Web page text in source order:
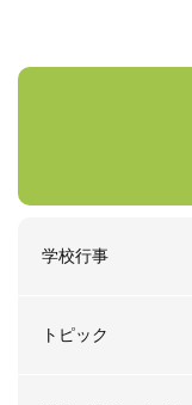
学校行事
トピック